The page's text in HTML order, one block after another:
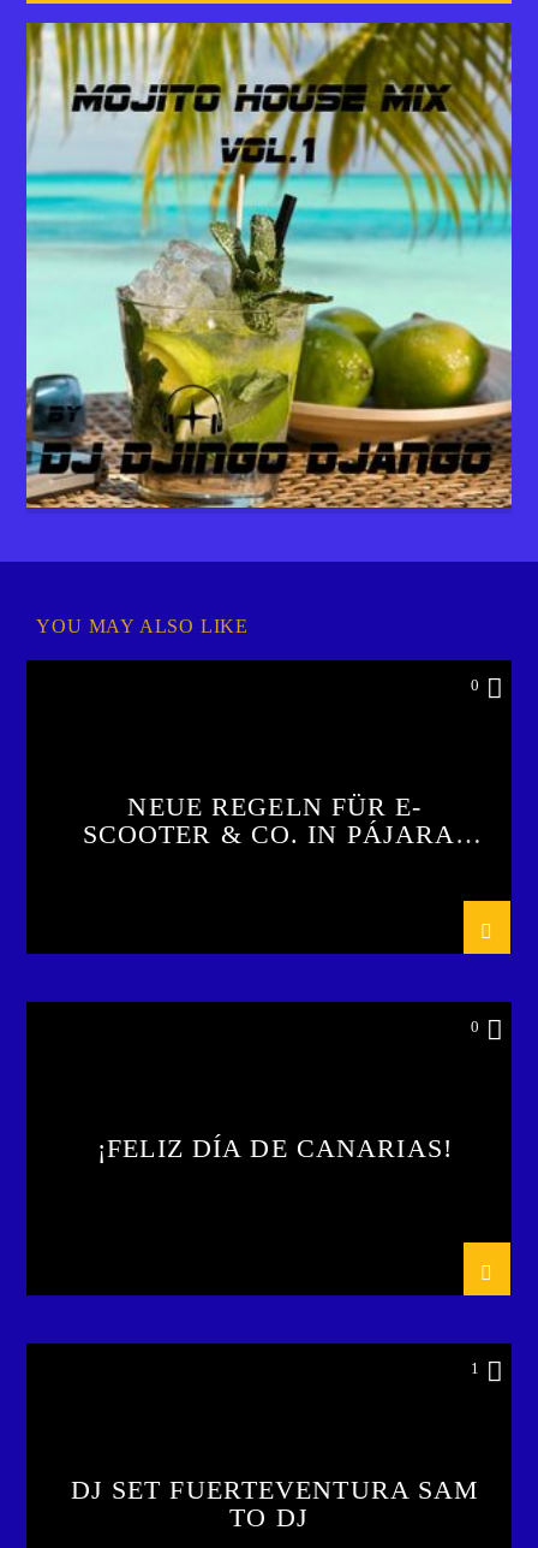
YOU MAY ALSO LIKE
0
NEUE REGELN FÜR E-
SCOOTER & CO. IN PÁJARA
0
¡FELIZ DÍA DE CANARIAS!
1
DJ SET FUERTEVENTURA SAM
TO DJ